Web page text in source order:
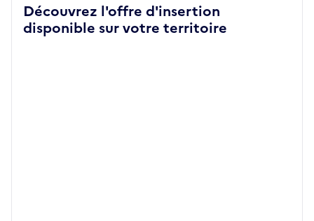
Découvrez l'offre d'insertion
disponible sur votre territoire